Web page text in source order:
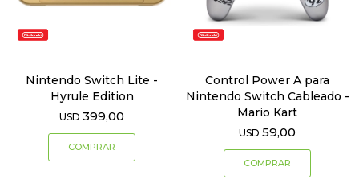
Nintendo Switch Lite -
Hyrule Edition
USD 399,00
Control Power A para
Nintendo Switch Cableado -
Mario Kart
USD 59,00